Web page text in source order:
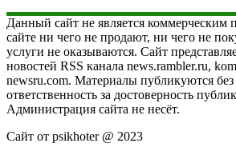
Данный сайт не является коммерческим
сайте ни чего не продают, ни чего не
услуги не оказываются. Сайт
новостей RSS канала news.rambler.ru,
newsru.com. Материалы публикуются
ответственность за достоверность
Администрация сайта не несёт.
Сайт от psikhoter @ 2023